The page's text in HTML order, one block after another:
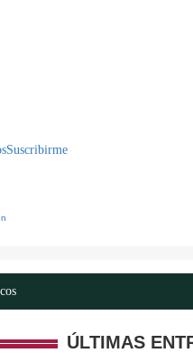
Suscribirme
ÚLTIMAS